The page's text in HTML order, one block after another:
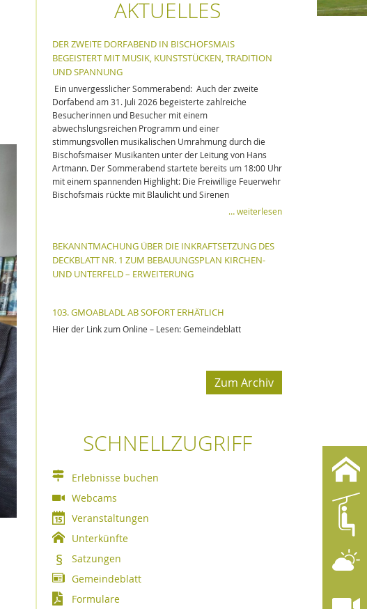
AKTUELLES
DER ZWEITE DORFABEND IN BISCHOFSMAIS
BEGEISTERT MIT MUSIK, KUNSTSTÜCKEN, TRADITION
UND SPANNUNG
Ein unvergesslicher Sommerabend: Auch der zweite
Dorfabend am 31. Juli 2026 begeisterte zahlreiche
Besucherinnen und Besucher mit einem
abwechslungsreichen Programm und einer
stimmungsvollen musikalischen Umrahmung durch die
Bischofsmaiser Musikanten unter der Leitung von Hans
Artmann. Der Sommerabend startete bereits um 18:00 Uhr
mit einem spannenden Highlight: Die Freiwillige Feuerwehr
Bischofsmais rückte mit Blaulicht und Sirenen
… weiterlesen
BEKANNTMACHUNG ÜBER DIE INKRAFTSETZUNG DES
DECKBLATT NR. 1 ZUM BEBAUUNGSPLAN KIRCHEN-
UND UNTERFELD – ERWEITERUNG
103. GMOABLADL AB SOFORT ERHÄTLICH
Hier der Link zum Online – Lesen: Gemeindeblatt
Zum Archiv
SCHNELLZUGRIFF
Erlebnisse buchen
Webcams
Veranstaltungen
Unterkünfte
Satzungen
Gemeindeblatt
Formulare